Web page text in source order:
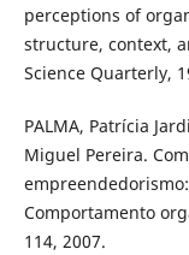
perceptions of
structure, context,
Science Quarterly,
PALMA, Patrícia
Miguel Pereira.
Comportamento
114, 2007.